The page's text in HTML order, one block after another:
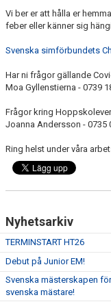
Vi ber er att hålla er
feber eller känner sig
Svenska simförbundets
Har ni frågor gällande
Moa Gyllenstierna - 0739
Frågor kring
Joanna Andersson - 0735
Ring helst under våra
Nyhetsarkiv
TERMINSTART HT26
Debut på Junior EM!
Svenska mästerskapen
svenska mästare!